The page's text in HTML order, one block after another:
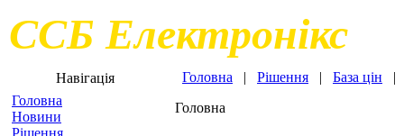
ССБ Електронікс
Навігація
Головна
Новини
Рішення
Головна | Рішення | База цін
Головна